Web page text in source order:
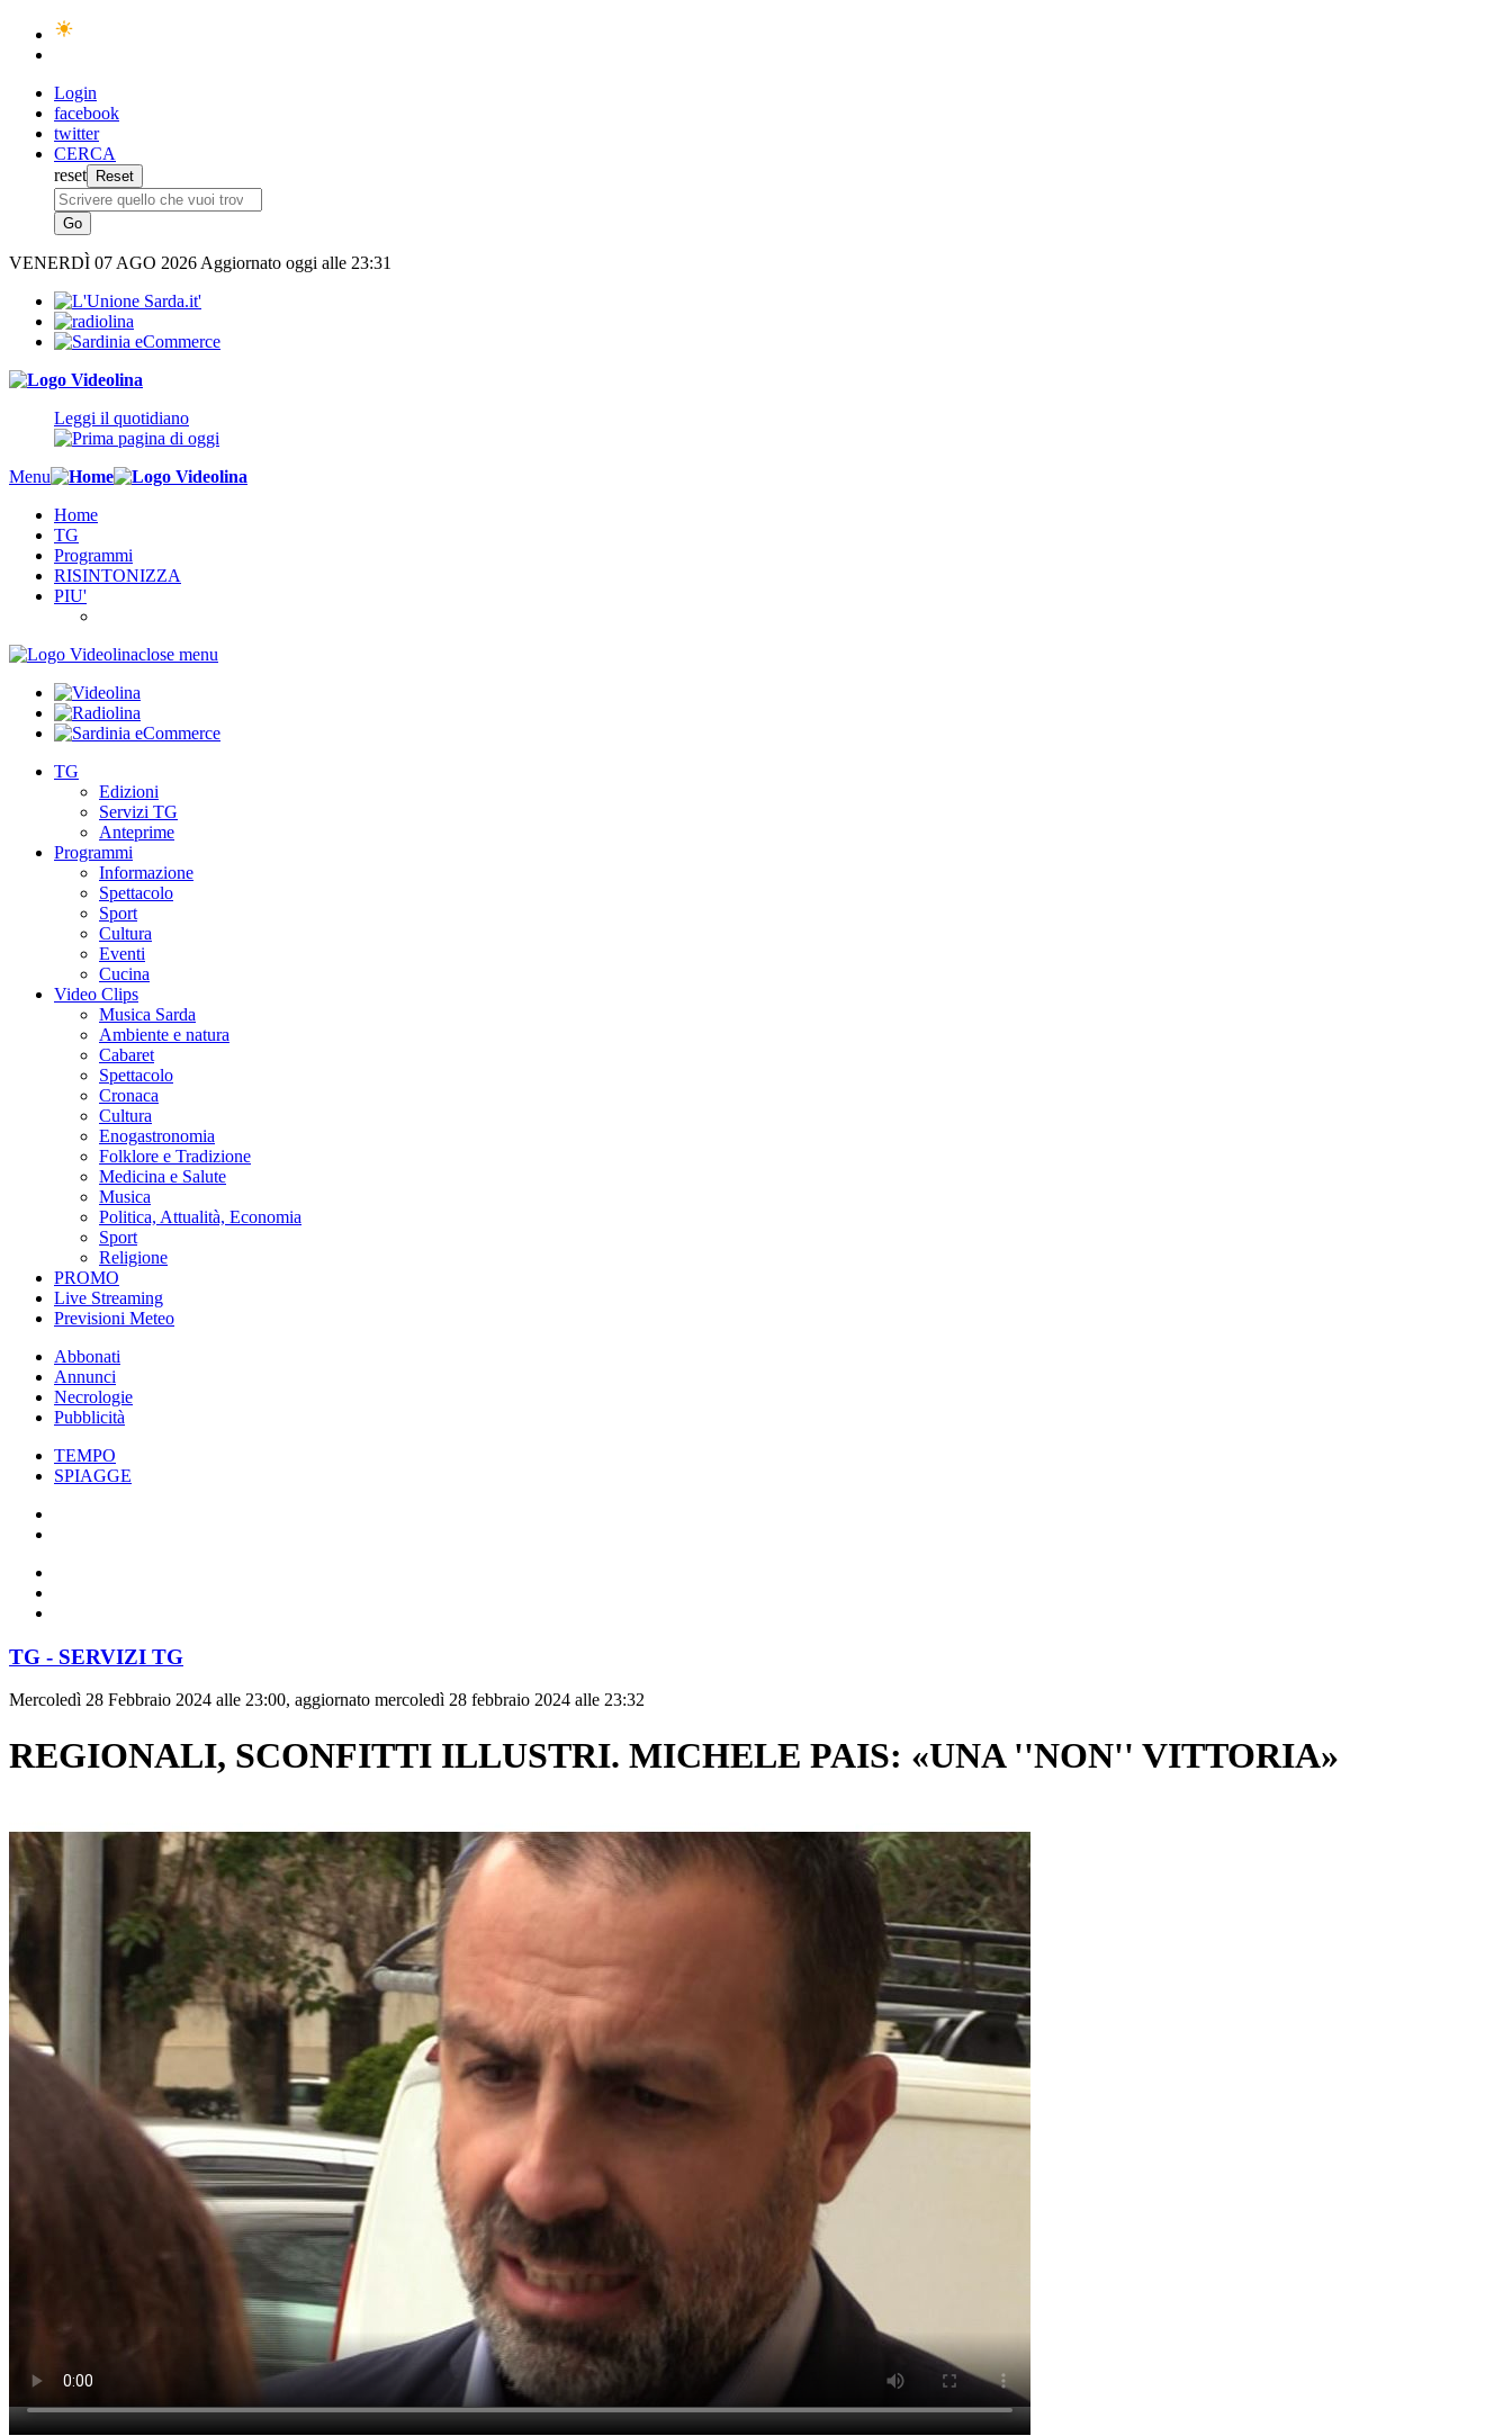
Login
facebook
twitter
CERCA
reset
VENERDÌ 07 AGO 2026 Aggiornato oggi alle 23:31
Leggi il quotidiano
Menu
Home
TG
Programmi
RISINTONIZZA
PIU'
close menu
TG
Edizioni
Servizi TG
Anteprime
Programmi
Informazione
Spettacolo
Sport
Cultura
Eventi
Cucina
Video Clips
Musica Sarda
Ambiente e natura
Cabaret
Spettacolo
Cronaca
Cultura
Enogastronomia
Folklore e Tradizione
Medicina e Salute
Musica
Politica, Attualità, Economia
Sport
Religione
PROMO
Live Streaming
Previsioni Meteo
Abbonati
Annunci
Necrologie
Pubblicità
TEMPO
SPIAGGE
TG - SERVIZI TG
Mercoledì 28 Febbraio 2024 alle 23:00, aggiornato mercoledì 28 febbraio 2024 alle 23:32
REGIONALI, SCONFITTI ILLUSTRI. MICHELE PAIS: «UNA ''NON'' VITTORIA»